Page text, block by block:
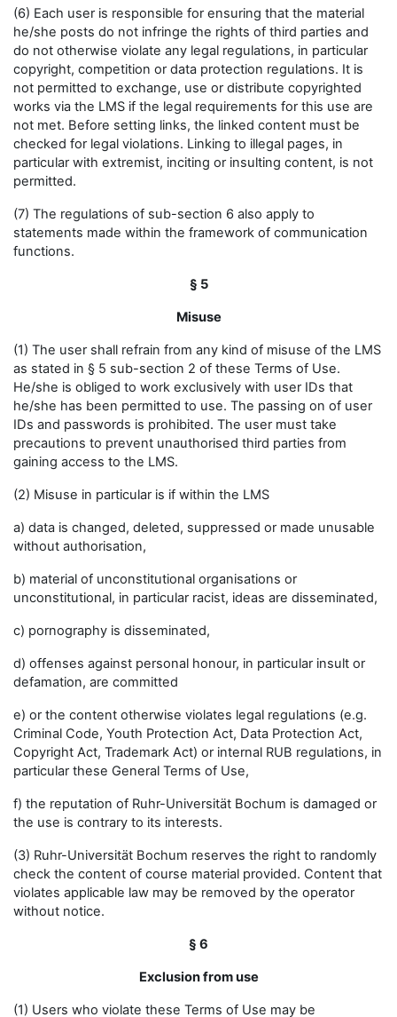
(6) Each user is responsible for ensuring that the material
he/she posts do not infringe the rights of third parties and
do not otherwise violate any legal regulations, in particular
copyright, competition or data protection regulations. It is
not permitted to exchange, use or distribute copyrighted
works via the LMS if the legal requirements for this use are
not met. Before setting links, the linked content must be
checked for legal violations. Linking to illegal pages, in
particular with extremist, inciting or insulting content, is not
permitted.
(7) The regulations of sub-section 6 also apply to
statements made within the framework of communication
functions.
§ 5
Misuse
(1) The user shall refrain from any kind of misuse of the LMS
as stated in § 5 sub-section 2 of these Terms of Use.
He/she is obliged to work exclusively with user IDs that
he/she has been permitted to use. The passing on of user
IDs and passwords is prohibited. The user must take
precautions to prevent unauthorised third parties from
gaining access to the LMS.
(2) Misuse in particular is if within the LMS
a) data is changed, deleted, suppressed or made unusable
without authorisation,
b) material of unconstitutional organisations or
unconstitutional, in particular racist, ideas are disseminated,
c) pornography is disseminated,
d) offenses against personal honour, in particular insult or
defamation, are committed
e) or the content otherwise violates legal regulations (e.g.
Criminal Code, Youth Protection Act, Data Protection Act,
Copyright Act, Trademark Act) or internal RUB regulations, in
particular these General Terms of Use,
f) the reputation of Ruhr-Universität Bochum is damaged or
the use is contrary to its interests.
(3) Ruhr-Universität Bochum reserves the right to randomly
check the content of course material provided. Content that
violates applicable law may be removed by the operator
without notice.
§ 6
Exclusion from use
(1) Users who violate these Terms of Use may be